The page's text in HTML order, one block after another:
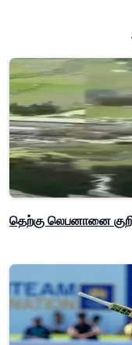
தெற்கு லெபனானை